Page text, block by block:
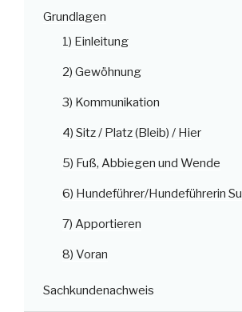
Grundlagen
1) Einleitung
2) Gewöhnung
3) Kommunikation
4) Sitz / Platz (Bleib) / Hier
5) Fuß, Abbiegen und Wende
6) Hundeführer/Hundeführerin
7) Apportieren
8) Voran
Sachkundenachweis